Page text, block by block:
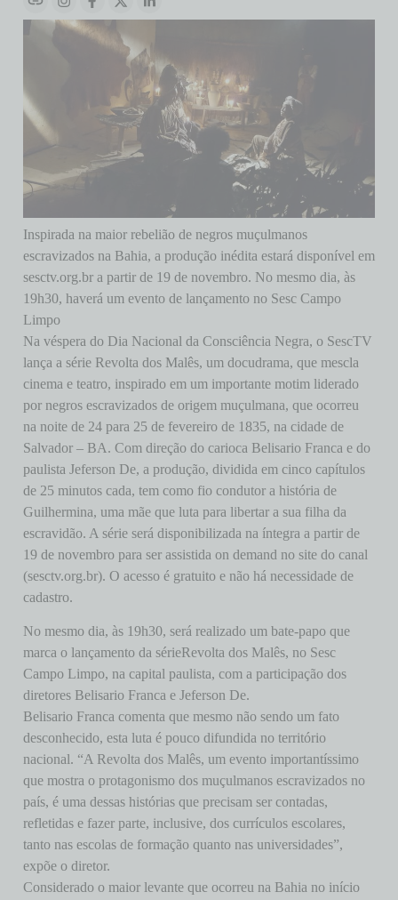
Inspirada na maior rebelião de negros muçulmanos
escravizados na Bahia, a produção inédita estará disponível em
sesctv.org.br a partir de 19 de novembro. No mesmo dia, às
19h30, haverá um evento de lançamento no Sesc Campo
Limpo
Na véspera do Dia Nacional da Consciência Negra, o SescTV
lança a série Revolta dos Malês, um docudrama, que mescla
cinema e teatro, inspirado em um importante motim liderado
por negros escravizados de origem muçulmana, que ocorreu
na noite de 24 para 25 de fevereiro de 1835, na cidade de
Salvador – BA. Com direção do carioca Belisario Franca e do
paulista Jeferson De, a produção, dividida em cinco capítulos
de 25 minutos cada, tem como fio condutor a história de
Guilhermina, uma mãe que luta para libertar a sua filha da
escravidão. A série será disponibilizada na íntegra a partir de
19 de novembro para ser assistida on demand no site do canal
(sesctv.org.br). O acesso é gratuito e não há necessidade de
cadastro.
No mesmo dia, às 19h30, será realizado um bate-papo que
marca o lançamento da sérieRevolta dos Malês, no Sesc
Campo Limpo, na capital paulista, com a participação dos
diretores Belisario Franca e Jeferson De.
Belisario Franca comenta que mesmo não sendo um fato
desconhecido, esta luta é pouco difundida no território
nacional. “A Revolta dos Malês, um evento importantíssimo
que mostra o protagonismo dos muçulmanos escravizados no
país, é uma dessas histórias que precisam ser contadas,
refletidas e fazer parte, inclusive, dos currículos escolares,
tanto nas escolas de formação quanto nas universidades”,
expõe o diretor.
Considerado o maior levante que ocorreu na Bahia no início